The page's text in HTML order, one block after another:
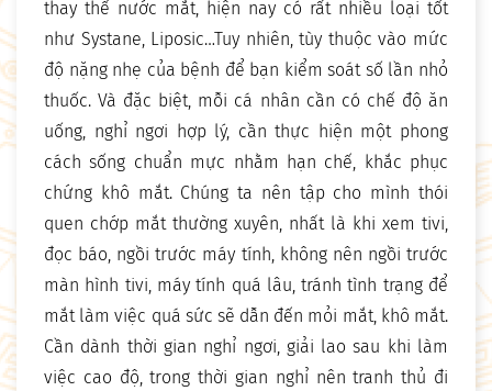
thay thế nước mắt, hiện nay có rất nhiều loại tốt
như Systane, Liposic…Tuy nhiên, tùy thuộc vào mức
độ nặng nhẹ của bệnh để bạn kiểm soát số lần nhỏ
thuốc. Và đặc biệt, mỗi cá nhân cần có chế độ ăn
uống, nghỉ ngơi hợp lý, cần thực hiện một phong
cách sống chuẩn mực nhằm hạn chế, khắc phục
chứng khô mắt. Chúng ta nên tập cho mình thói
quen chớp mắt thường xuyên, nhất là khi xem tivi,
đọc báo, ngồi trước máy tính, không nên ngồi trước
màn hình tivi, máy tính quá lâu, tránh tình trạng để
mắt làm việc quá sức sẽ dẫn đến mỏi mắt, khô mắt.
Cần dành thời gian nghỉ ngơi, giải lao sau khi làm
việc cao độ, trong thời gian nghỉ nên tranh thủ đi